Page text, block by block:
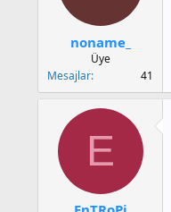
noname_
Üye
Mesajlar
41
E